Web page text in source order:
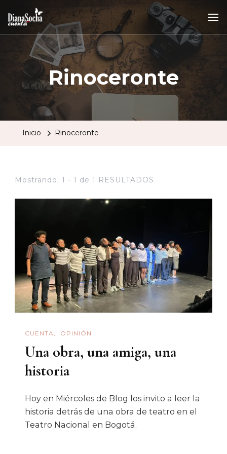
Rinoceronte
Inicio Rinoceronte
Mostrando: 1 - 1 de 1 RESULTADOS
CUENTA OPINIÓN
Una obra, una amiga, una
historia
Hoy en Miércoles de Blog los invito a leer la
historia detrás de una obra de teatro en el
Teatro Nacional en Bogotá.